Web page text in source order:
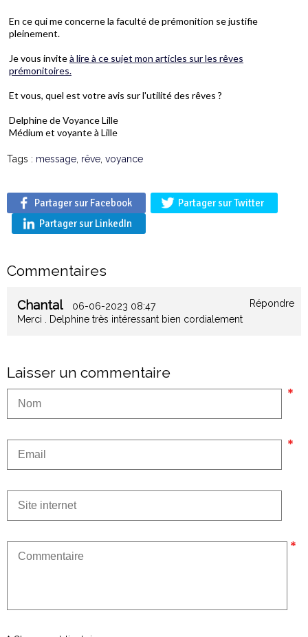
En ce qui me concerne la faculté de prémonition se justifie
pleinement.
Je vous inviteà lire à ce sujet mon articles sur les rêves
prémonitoires.
Et vous, quel est votre avis sur l'utilité des rêves ?
Delphine de Voyance Lille
Médium et voyante à Lille
Tags : message rêve voyance
Partager sur Facebook
Partager sur Twitter
Partager sur LinkedIn
Commentaires
Chantal 06-06-2023 08:47
Répondre
Merci . Delphine très intéressant bien cordialement
Laisser un commentaire